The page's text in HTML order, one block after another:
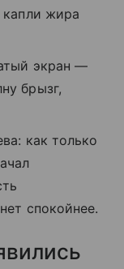
капли жира
экран —
брызг,
как только
спокойнее.